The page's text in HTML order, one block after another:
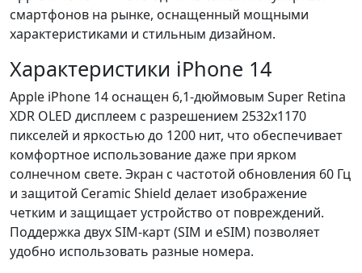
смартфонов на рынке, оснащенный мощными
характеристиками и стильным дизайном.
Характеристики iPhone 14
Apple iPhone 14 оснащен 6,1-дюймовым Super Retina
XDR OLED дисплеем с разрешением 2532x1170
пикселей и яркостью до 1200 нит, что обеспечивает
комфортное использование даже при ярком
солнечном свете. Экран с частотой обновления 60 Гц
и защитой Ceramic Shield делает изображение
четким и защищает устройство от повреждений.
Поддержка двух SIM-карт (SIM и eSIM) позволяет
удобно использовать разные номера.